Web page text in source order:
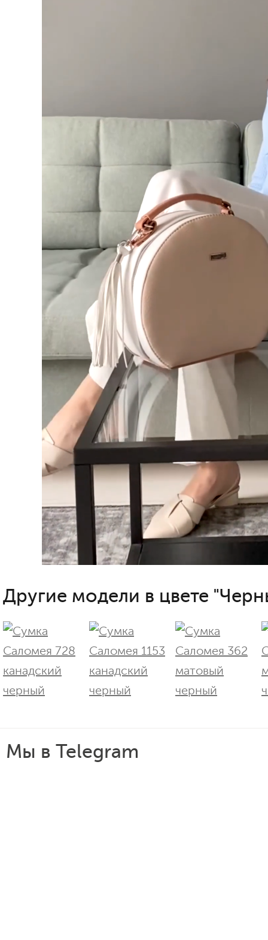
Другие модели в цвете
Мы в Telegram